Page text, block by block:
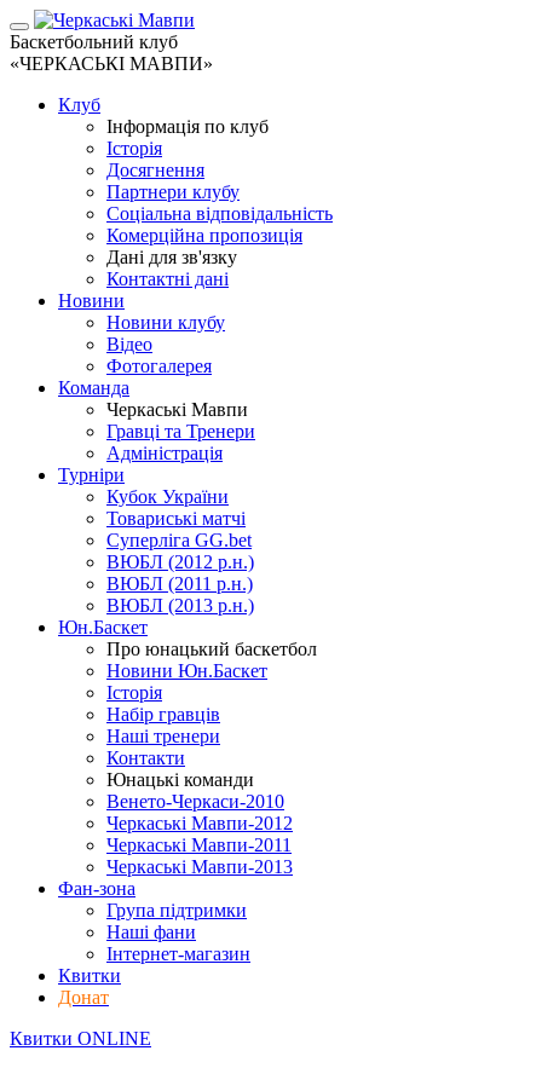
Баскетбольний клуб
«ЧЕРКАСЬКІ МАВПИ»
Клуб
Інформація по клуб
Історія
Досягнення
Партнери клубу
Соціальна відповідальність
Комерційна пропозиція
Дані для зв'язку
Контактні дані
Новини
Новини клубу
Відео
Фотогалерея
Команда
Черкаські Мавпи
Гравці та Тренери
Адміністрація
Турніри
Кубок України
Товариські матчі
Суперліга GG.bet
ВЮБЛ (2012 р.н.)
ВЮБЛ (2011 р.н.)
ВЮБЛ (2013 р.н.)
Юн.Баскет
Про юнацький баскетбол
Новини Юн.Баскет
Історія
Набір гравців
Наші тренери
Контакти
Юнацькі команди
Венето-Черкаси-2010
Черкаські Мавпи-2012
Черкаські Мавпи-2011
Черкаські Мавпи-2013
Фан-зона
Група підтримки
Наші фани
Інтернет-магазин
Квитки
Донат
Квитки ONLINE